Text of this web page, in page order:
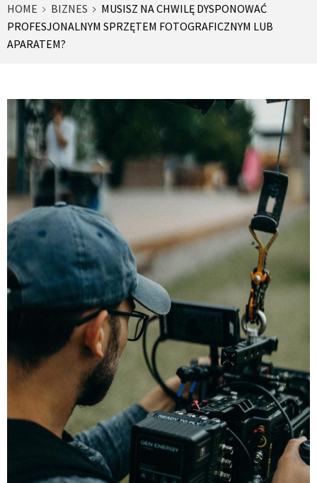
HOME BIZNES
MUSISZ NA CHWILĘ DYSPONOWAĆ
PROFESJONALNYM SPRZĘTEM FOTOGRAFICZNYM LUB
APARATEM?